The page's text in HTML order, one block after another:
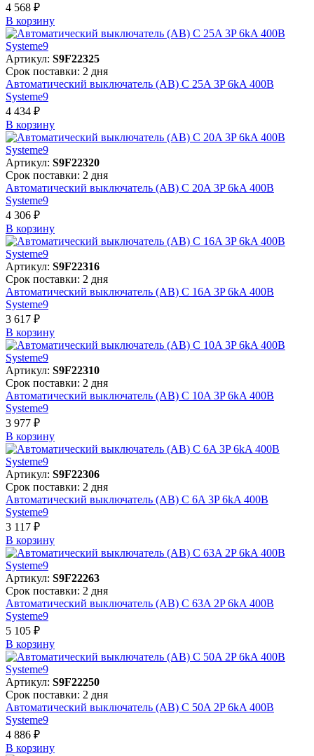
4 568 ₽
В корзинy
Артикул: S9F22325
Срок поставки: 2 дня
Автоматический выключатель (АВ) C 25A 3P 6kA 400В
Systeme9
4 434 ₽
В корзинy
Артикул: S9F22320
Срок поставки: 2 дня
Автоматический выключатель (АВ) C 20A 3P 6kA 400В
Systeme9
4 306 ₽
В корзинy
Артикул: S9F22316
Срок поставки: 2 дня
Автоматический выключатель (АВ) C 16A 3P 6kA 400В
Systeme9
3 617 ₽
В корзинy
Артикул: S9F22310
Срок поставки: 2 дня
Автоматический выключатель (АВ) C 10A 3P 6kA 400В
Systeme9
3 977 ₽
В корзинy
Артикул: S9F22306
Срок поставки: 2 дня
Автоматический выключатель (АВ) C 6A 3P 6kA 400В
Systeme9
3 117 ₽
В корзинy
Артикул: S9F22263
Срок поставки: 2 дня
Автоматический выключатель (АВ) C 63A 2P 6kA 400В
Systeme9
5 105 ₽
В корзинy
Артикул: S9F22250
Срок поставки: 2 дня
Автоматический выключатель (АВ) C 50A 2P 6kA 400В
Systeme9
4 886 ₽
В корзинy